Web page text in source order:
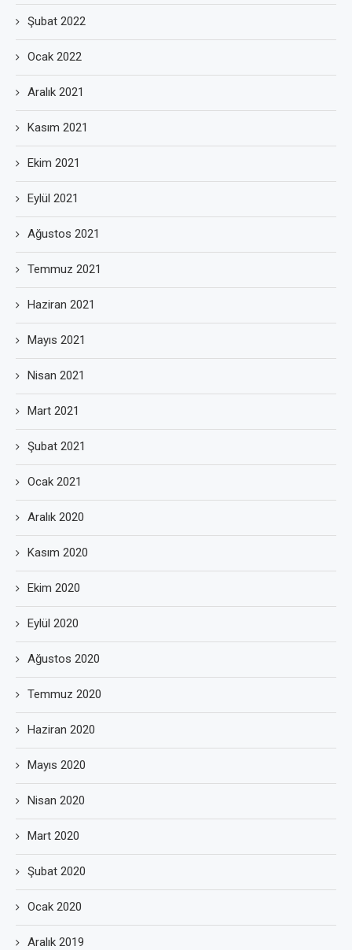
Şubat 2022
Ocak 2022
Aralık 2021
Kasım 2021
Ekim 2021
Eylül 2021
Ağustos 2021
Temmuz 2021
Haziran 2021
Mayıs 2021
Nisan 2021
Mart 2021
Şubat 2021
Ocak 2021
Aralık 2020
Kasım 2020
Ekim 2020
Eylül 2020
Ağustos 2020
Temmuz 2020
Haziran 2020
Mayıs 2020
Nisan 2020
Mart 2020
Şubat 2020
Ocak 2020
Aralık 2019